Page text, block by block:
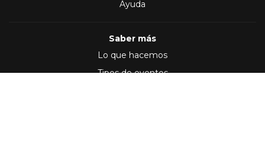
Ayuda
Saber más
Lo que hacemos
Tipos de eventos